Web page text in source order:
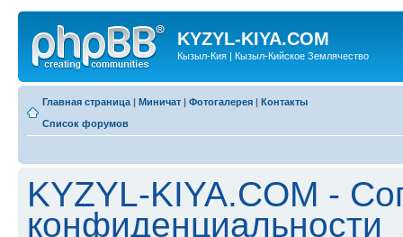
KYZYL-KIYA.COM
Кызыл-Кия | Кызыл-Кийское Землячество
Главная страница | Миничат | Фотогалерея | Контакты
Список форумов
KYZYL-KIYA.COM -
конфиденциальности